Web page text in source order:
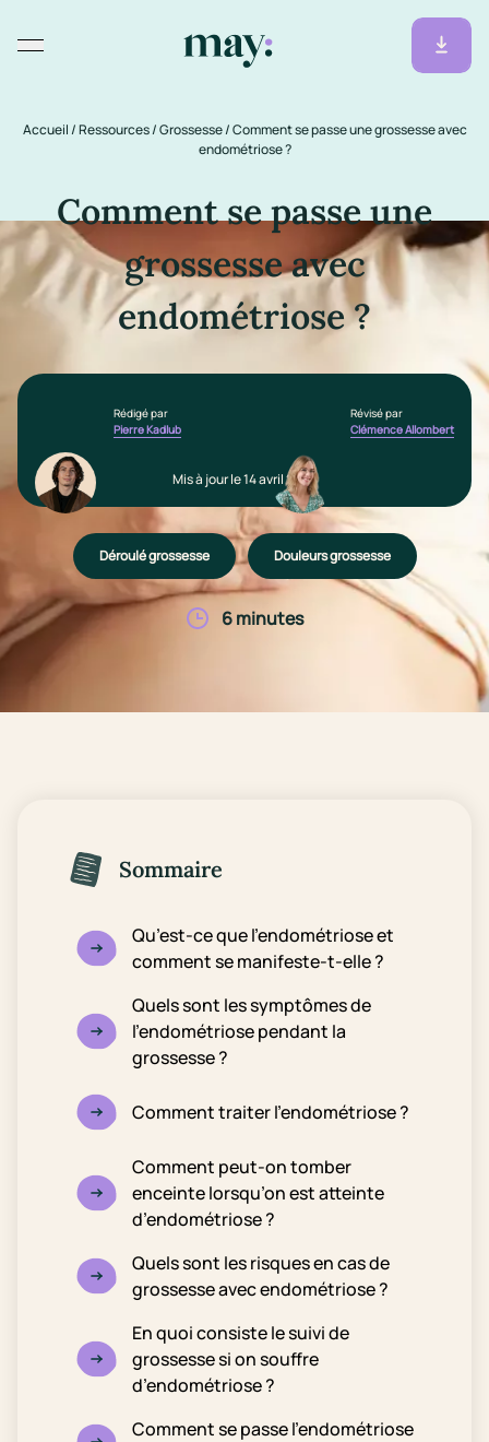
Accueil/Ressources/Grossesse/Comment se passe une grossesse avec
endométriose ?
Comment se passe une
grossesse avec
endométriose ?
Rédigé par
Pierre Kadlub
Révisé par
Clémence Allombert
Mis à jour le 14 avril 2026
Déroulé grossesse Douleurs grossesse
6 minutes
Sommaire
Qu’est-ce que l’endométriose et
comment se manifeste-t-elle ?
Quels sont les symptômes de
l’endométriose pendant la
grossesse ?
Comment traiter l’endométriose ?
Comment peut-on tomber
enceinte lorsqu’on est atteinte
d’endométriose ?
Quels sont les risques en cas de
grossesse avec endométriose ?
En quoi consiste le suivi de
grossesse si on souffre
d’endométriose ?
Comment se passe l’endométriose